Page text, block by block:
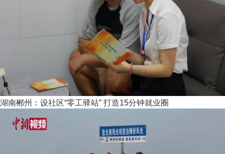
湖南郴州：设社区“零工驿站” 打造15分钟就业圈